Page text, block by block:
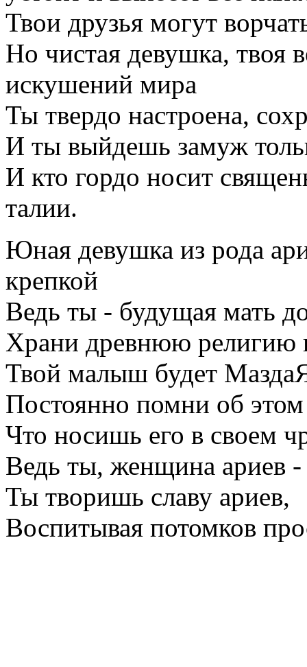
Твои друзья могут
Но чистая девушка, твоя
искушений мира
Ты твердо настроена,
И ты выйдешь замуж
И кто гордо носит
талии.
Юная девушка из рода
крепкой
Ведь ты - будущая мать
Храни древнюю религию
Твой малыш будет
Постоянно помни об этом
Что носишь его в своем
Ведь ты, женщина ариев
Ты творишь славу ариев,
Воспитывая потомков